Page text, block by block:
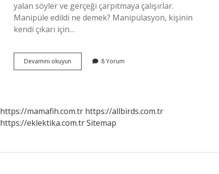
yalan söyler ve gerçeği çarpıtmaya çalışırlar.
Manipüle edildi ne demek? Manipülasyon, kişinin
kendi çıkarı için…
Devamını okuyun
Manipüle
8 Yorum
https://mamafih.com.tr https://allbirds.com.tr
https://eklektika.com.trSitemap